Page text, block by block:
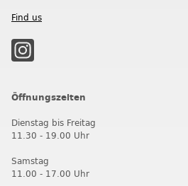
Find us
Öffnungszeiten
Dienstag bis Freitag
11.30 - 19.00 Uhr
Samstag
11.00 - 17.00 Uhr